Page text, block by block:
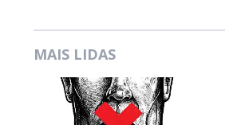
MAIS LIDAS